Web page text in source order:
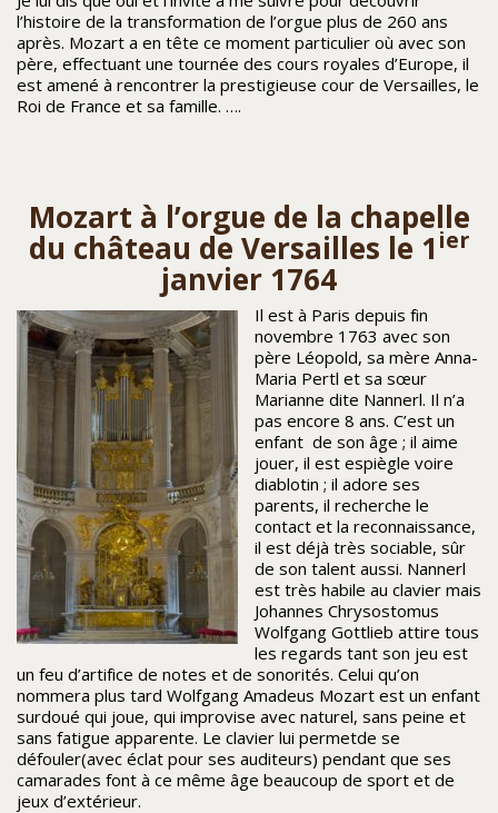
l’histoire de la transformation de l’orgue plus de 260 ans
après. Mozart a en tête ce moment particulier où avec son
père, effectuant une tournée des cours royales d’Europe, il
est amené à rencontrer la prestigieuse cour de Versailles, le
Roi de France et sa famille. ….
Mozart à l’orgue de la chapelle
du château de Versailles le 1 ier
janvier 1764
Il est à Paris depuis fin
novembre 1763 avec son
père Léopold, sa mère Anna-
Maria Pertl et sa sœur
Marianne dite Nannerl. Il n’a
pas encore 8 ans. C’est un
enfant de son âge ; il aime
jouer, il est espiègle voire
diablotin ; il adore ses
parents, il recherche le
contact et la reconnaissance,
il est déjà très sociable, sûr
de son talent aussi. Nannerl
est très habile au clavier mais
Johannes Chrysostomus
Wolfgang Gottlieb attire tous
les regards tant son jeu est
un feu d’artifice de notes et de sonorités. Celui qu’on
nommera plus tard Wolfgang Amadeus Mozart est un enfant
surdoué qui joue, qui improvise avec naturel, sans peine et
sans fatigue apparente. Le clavier lui permetde se
défouler(avec éclat pour ses auditeurs) pendant que ses
camarades font à ce même âge beaucoup de sport et de
jeux d’extérieur.